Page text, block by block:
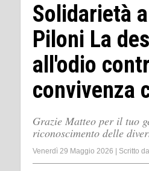
Solidarietà
Piloni La
all'odio
convivenza
Grazie Matteo per il tuo
riconoscimento delle
Venerdì 29 Maggio 2026 Scritto da